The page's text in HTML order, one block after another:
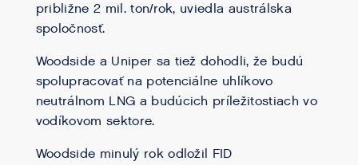
približne 2 mil. ton/rok, uviedla austrálska
spoločnosť.
Woodside a Uniper sa tiež dohodli, že budú
spolupracovať na potenciálne uhlíkovo
neutrálnom LNG a budúcich príležitostiach vo
vodíkovom sektore.
Woodside minulý rok odložil FID